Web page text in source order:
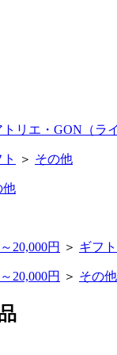
トリエ・GON（ラ
＞ その他
他
20,000円 ＞ ギフト
20,000円 ＞ その他